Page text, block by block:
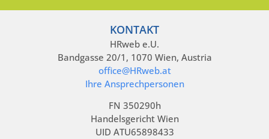
KONTAKT
HRweb e.U.
Bandgasse 20/1, 1070 Wien, Austria
office@HRweb.at
Ihre Ansprechpersonen
FN 350290h
Handelsgericht Wien
UID ATU65898433